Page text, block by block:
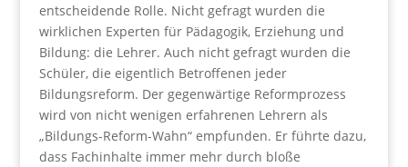
entscheidende Rolle. Nicht gefragt wurden die
wirklichen Experten für Pädagogik, Erziehung und
Bildung: die Lehrer. Auch nicht gefragt wurden die
Schüler, die eigentlich Betroffenen jeder
Bildungsreform. Der gegenwärtige Reformprozess
wird von nicht wenigen erfahrenen Lehrern als
„Bildungs-Reform-Wahn“ empfunden. Er führte dazu,
dass Fachinhalte immer mehr durch bloße